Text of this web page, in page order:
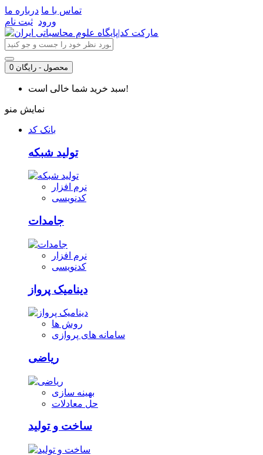
تماس با ما درباره ما
ورود ثبت نام
0 محصول - رایگان
سبد خرید شما خالی است!
نمایش منو
بانک کد
تولید شبکه
نرم افزار
کدنویسی
جامدات
نرم افزار
کدنویسی
دینامیک پرواز
روش ها
سامانه های پروازی
ریاضی
بهینه سازی
حل معادلات
ساخت و تولید